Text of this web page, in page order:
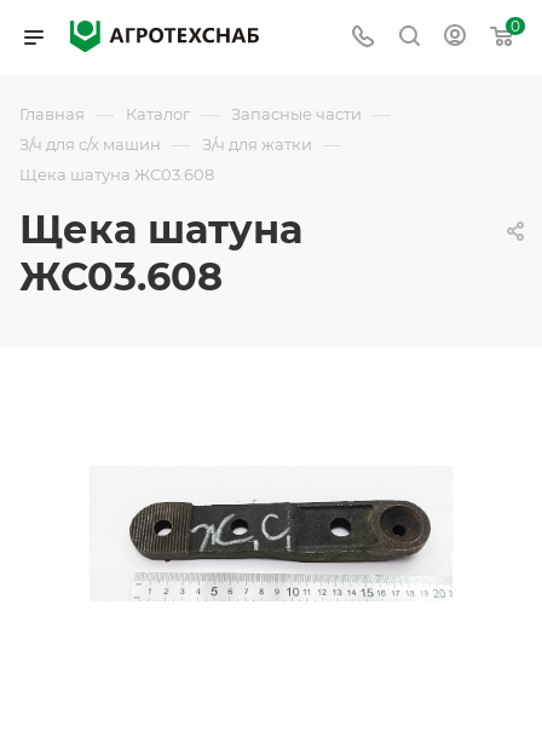
0
Главная — Каталог — Запасные части —
З/ч для с/х машин — З/ч для жатки —
Щека шатуна ЖС03.608
Щека шатуна
ЖС03.608